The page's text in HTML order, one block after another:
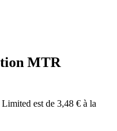
MTR
est de 3,48 € à la